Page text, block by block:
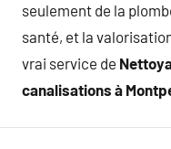
seulement de la
santé, et la
vrai service de
canalisations à